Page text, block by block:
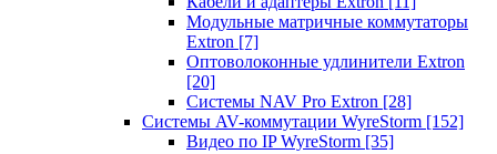
Модульные матричные коммутаторы
Extron [7]
Оптоволоконные удлинители Extron
[20]
Системы NAV Pro Extron [28]
Системы AV-коммутации WyreStorm [152]
Видео по IP WyreStorm [35]